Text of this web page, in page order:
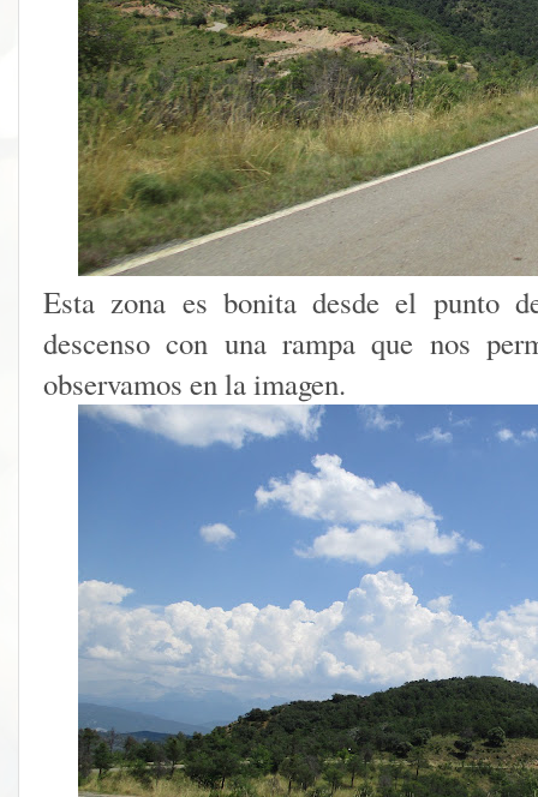
Esta zona es bonita desde el punto
descenso con una rampa que nos
observamos en la imagen.